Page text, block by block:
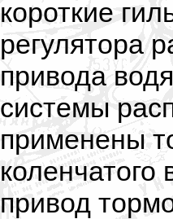
короткие
регулятора
привода
системы
применены
коленчатого
привод